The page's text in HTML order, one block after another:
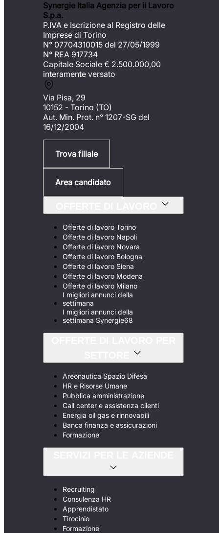
Synergie Italia Agenzia per il Lavoro
S.p.a.
P.IVA e Iscrizione al Registro delle
Imprese di Torino
N° 07704310015 del 27/05/1999
N° REA 917734
Capitale Sociale € 2.500.000,00
interamente versato
Via Pisa, 29
10152 - Torino (TO)
Aut. Min. Prot. n° 1207-SG del
16/12/2004
Trova filiale
Area candidato
Offerte di lavoro Torino
Offerte di lavoro Napoli
Offerte di lavoro Novara
Offerte di lavoro Bologna
Offerte di lavoro Siena
Offerte di lavoro Modena
Offerte di lavoro Milano
I migliori annunci della
settimana
I migliori annunci della
settimana Synergie68
Areonautica Spazio Difesa
HR e Risorse Umane
Pubblica amministrazione
Call center e assistenza clienti
Energia oil gas e rinnovabili
Banca finanza e assicurazioni
Formazione
Recruiting
Consulenza HR
Apprendistato
Tirocinio
Formazione